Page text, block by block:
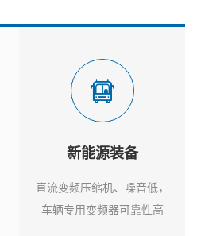
新能源装备
直流变频压缩机、噪音低，
车辆专用变频器可靠性高